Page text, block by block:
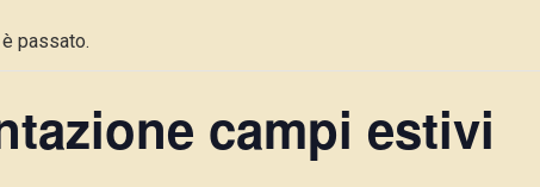
passato.
campi estivi